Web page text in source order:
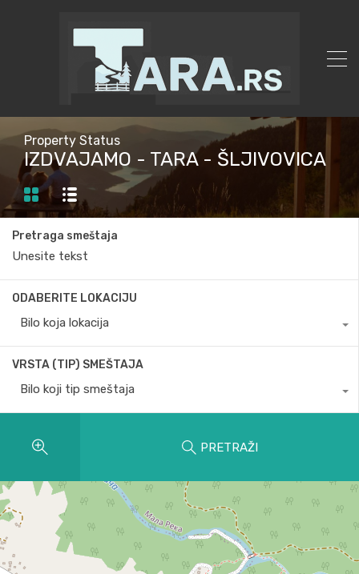
Property Status
IZDVAJAMO - TARA - ŠLJIVOVICA
Pretraga smeštaja
ODABERITE LOKACIJU
Bilo koja lokacija
VRSTA (TIP) SMEŠTAJA
Bilo koji tip smeštaja
PRETRAŽI